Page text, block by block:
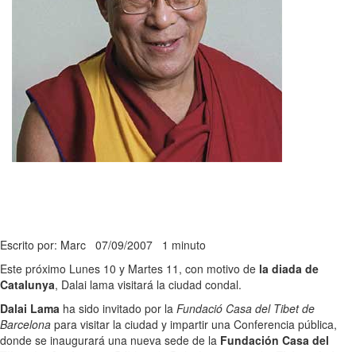
Escrito por: Marc 07/09/2007 1 minuto
Este próximo Lunes 10 y Martes 11, con motivo de la diada de
Catalunya, Dalai lama visitará la ciudad condal.
Dalai Lama ha sido invitado por la Fundació Casa del Tibet de
Barcelona para visitar la ciudad y impartir una Conferencia pública,
donde se inaugurará una nueva sede de la Fundación Casa del